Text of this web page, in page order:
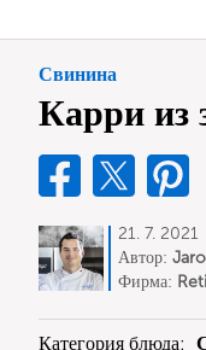
Свинина
Карри из
21. 7. 2021
Автор:
Фирма:
Категория блюда: